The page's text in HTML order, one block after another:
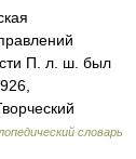
П. л. ш. был
словарь